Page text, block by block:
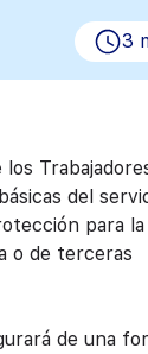
3
del
para la
o de terceras
de una